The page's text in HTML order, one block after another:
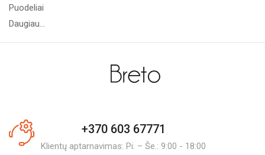
Puodeliai
Daugiau...
+370 603 67771
Klientų aptarnavimas: Pi. – Še.: 9:00 - 18:00